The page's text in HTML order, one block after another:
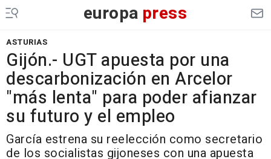
europa press
ASTURIAS
Gijón.- UGT apuesta por una
descarbonización en Arcelor
"más lenta" para poder afianzar
su futuro y el empleo
García estrena su reelección como secretario
de los socialistas gijoneses con una apuesta